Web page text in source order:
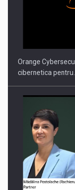
PUTTING
INTERNATIONAL
Orange
cibernetica pentru…